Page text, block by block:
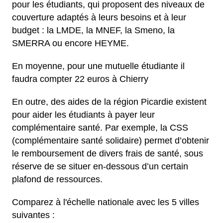
pour les étudiants, qui proposent des niveaux de
couverture adaptés à leurs besoins et à leur
budget : la LMDE, la MNEF, la Smeno, la
SMERRA ou encore HEYME.
En moyenne, pour une mutuelle étudiante il
faudra compter 22 euros à Chierry
En outre, des aides de la région Picardie existent
pour aider les étudiants à payer leur
complémentaire santé. Par exemple, la CSS
(complémentaire santé solidaire) permet d’obtenir
le remboursement de divers frais de santé, sous
réserve de se situer en-dessous d’un certain
plafond de ressources.
Comparez à l'échelle nationale avec les 5 villes
suivantes :